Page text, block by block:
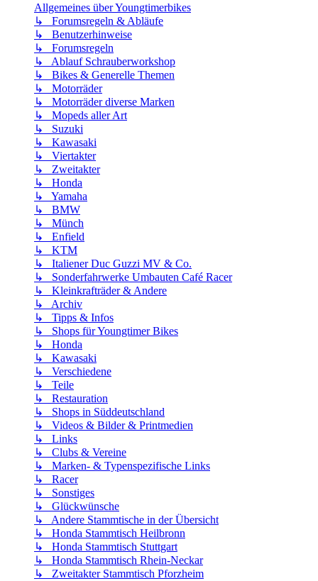
Allgemeines über Youngtimerbikes
↳ Forumsregeln & Abläufe
↳ Benutzerhinweise
↳ Forumsregeln
↳ Ablauf Schrauberworkshop
↳ Bikes & Generelle Themen
↳ Motorräder
↳ Motorräder diverse Marken
↳ Mopeds aller Art
↳ Suzuki
↳ Kawasaki
↳ Viertakter
↳ Zweitakter
↳ Honda
↳ Yamaha
↳ BMW
↳ Münch
↳ Enfield
↳ KTM
↳ Italiener Duc Guzzi MV & Co.
↳ Sonderfahrwerke Umbauten Café Racer
↳ Kleinkrafträder & Andere
↳ Archiv
↳ Tipps & Infos
↳ Shops für Youngtimer Bikes
↳ Honda
↳ Kawasaki
↳ Verschiedene
↳ Teile
↳ Restauration
↳ Shops in Süddeutschland
↳ Videos & Bilder & Printmedien
↳ Links
↳ Clubs & Vereine
↳ Marken- & Typenspezifische Links
↳ Racer
↳ Sonstiges
↳ Glückwünsche
↳ Andere Stammtische in der Übersicht
↳ Honda Stammtisch Heilbronn
↳ Honda Stammtisch Stuttgart
↳ Honda Stammtisch Rhein-Neckar
↳ Zweitakter Stammtisch Pforzheim